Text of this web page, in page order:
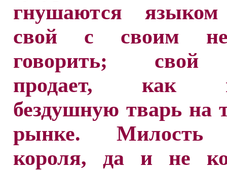
гнушаются
свой с своим
говорить; свой
продает, как
бездушную тварь на
рынке. Милость
короля, да и не